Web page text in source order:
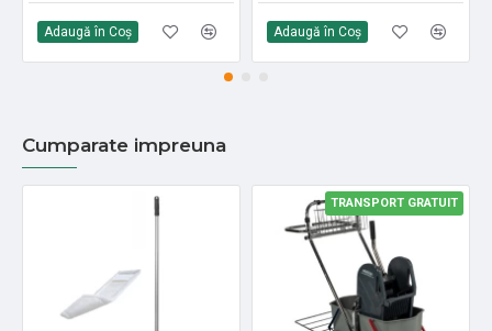
Adaugă în Coş Adaugă în Coş
Cumparate impreuna
TRANSPORT GRATUIT